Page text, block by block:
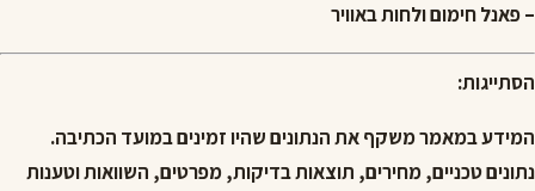
– פאנל חימום ולחות באוויר
הסתייגות:
המידע במאמר משקף את הנתונים שהיו זמינים במועד הכתיבה.
נתונים טכניים, מחירים, תוצאות בדיקות, מפרטים, השוואות וטענות